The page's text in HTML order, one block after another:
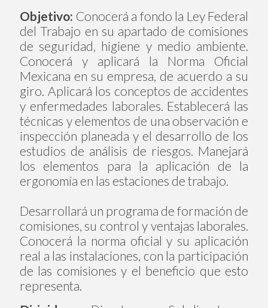
Objetivo: Conocerá a fondo la Ley Federal
del Trabajo en su apartado de comisiones
de seguridad, higiene y medio ambiente.
Conocerá y aplicará la Norma Oficial
Mexicana en su empresa, de acuerdo a su
giro. Aplicará los conceptos de accidentes
y enfermedades laborales. Establecerá las
técnicas y elementos de una observación e
inspección planeada y el desarrollo de los
estudios de análisis de riesgos. Manejará
los elementos para la aplicación de la
ergonomía en las estaciones de trabajo.
Desarrollará un programa de formación de
comisiones, su control y ventajas laborales.
Conocerá la norma oficial y su aplicación
real a las instalaciones, con la participación
de las comisiones y el beneficio que esto
representa.